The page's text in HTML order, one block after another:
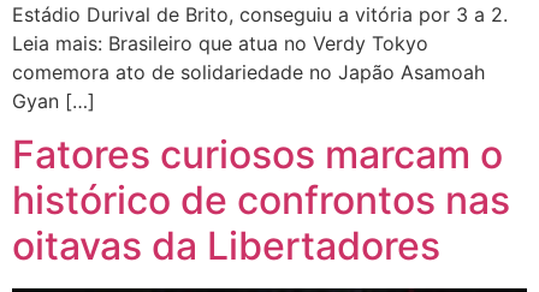
Estádio Durival de Brito, conseguiu a vitória por 3 a 2.
Leia mais: Brasileiro que atua no Verdy Tokyo
comemora ato de solidariedade no Japão Asamoah
Gyan […]
Fatores curiosos marcam o
histórico de confrontos nas
oitavas da Libertadores